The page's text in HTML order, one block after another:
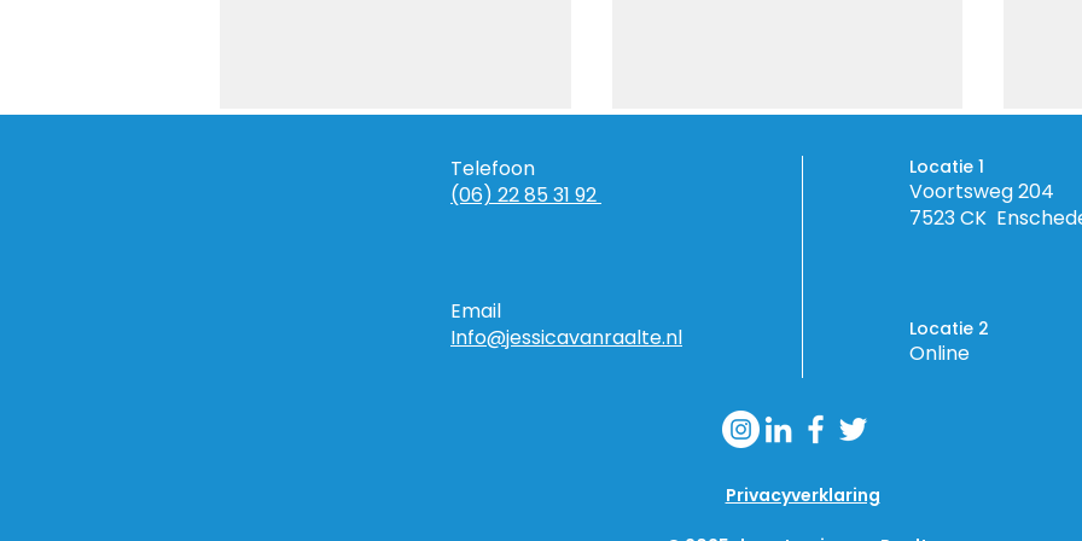
Het perfecte
droomlichaam in een
gezond, stralend leven
Telefoon
(06) 22 85 31 92
Email
Info@jessicavanraalte.nl
Locatie 1
Voortsweg 204
7523 CK
Locatie 2
Online
Privacyverklaring